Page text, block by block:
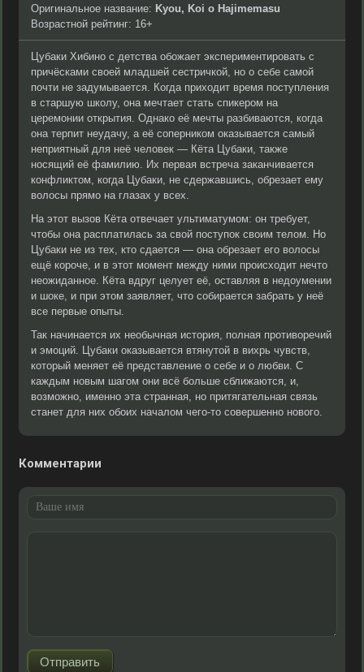
Оригинальное название: Kyou, Koi o Hajimemasu
Возрастной рейтинг: 16+
Цубаки Хибино с детства обожает экспериментировать с
причёсками своей младшей сестричкой, но о себе самой
почти не задумывается. Когда приходит время поступления
в старшую школу, она мечтает стать спикером на
церемонии открытия. Однако её мечты разбиваются, когда
она терпит неудачу, а её соперником оказывается самый
неприятный для неё человек — Кёта Цубаки, также
носящий её фамилию. Их первая встреча заканчивается
конфликтом, когда Цубаки, не сдержавшись, обрезает ему
волосы прямо на глазах у всех.
На этот вызов Кёта отвечает ультиматумом: он требует,
чтобы она расплатилась за свой поступок своим телом. Но
Цубаки не из тех, кто сдается — она обрезает его волосы
ещё короче, и в этот момент между ними происходит нечто
неожиданное. Кёта вдруг целует её, оставляя в недоумении
и шоке, и при этом заявляет, что собирается забрать у неё
все первые опыты.
Так начинается их необычная история, полная противоречий
и эмоций. Цубаки оказывается втянутой в вихрь чувств,
который меняет её представление о себе и о любви. С
каждым новым шагом они всё больше сближаются, и,
возможно, именно эта странная, но притягательная связь
станет для них обоих началом чего-то совершенно нового.
Комментарии